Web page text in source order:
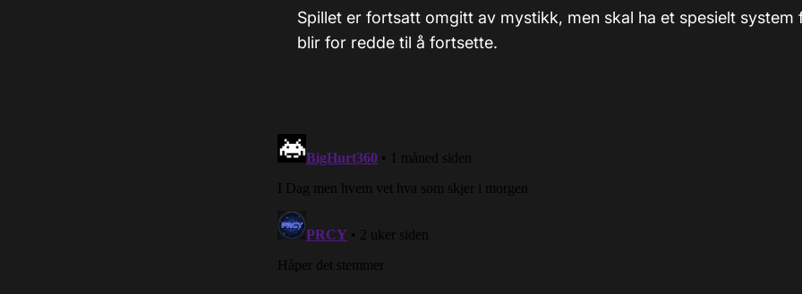
Spillet er fortsatt omgitt av mystikk, men skal ha et spesielt system
blir for redde til å fortsette.